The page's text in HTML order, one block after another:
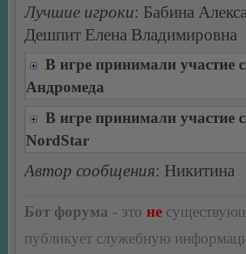
Лучшие игроки: Бабина
Дешпит Елена Владимировна
В игре принимали
Андромеда
В игре принимали
NordStar
Автор сообщения: Никитина
Бот форума - это не
публикует служебную